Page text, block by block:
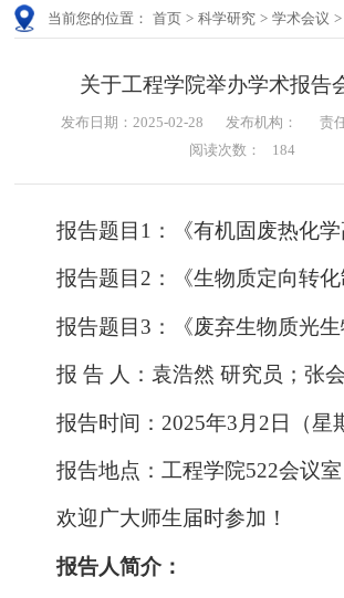
当前您的位置： 首页 > 科学研究 > 学术会议 >
关于工程学院举办学术报告
发布日期：2025-02-28 发布机构：
责
阅读次数：
184
报告题目1：《有机固废热化学
报告题目2：《生物质定向转
报告题目3：《废弃生物质光
报 告 人：袁浩然 研究员；张
报告时间：2025年3月2日（星
报告地点：工程学院522会议室
欢迎广大师生届时参加！
报告人简介：